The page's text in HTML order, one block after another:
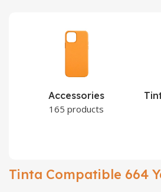
Accessories
165 products
Tinta Compatible 664